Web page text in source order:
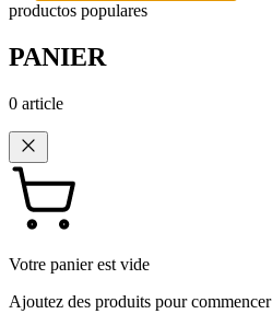
productos populares
PANIER
0 article
Votre panier est vide
Ajoutez des produits pour commencer